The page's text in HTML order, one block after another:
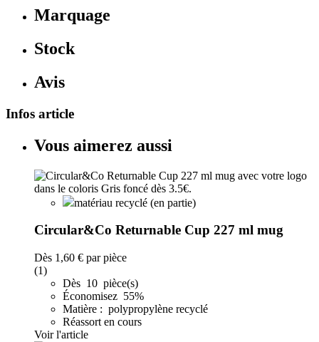
Marquage
Stock
Avis
Infos article
Vous aimerez aussi
matériau recyclé (en partie)
Circular&Co Returnable Cup 227 ml mug
Dès 1,60 € par pièce
(1)
Dès 10 pièce(s)
Économisez 55%
Matière : polypropylène recyclé
Réassort en cours
Voir l'article